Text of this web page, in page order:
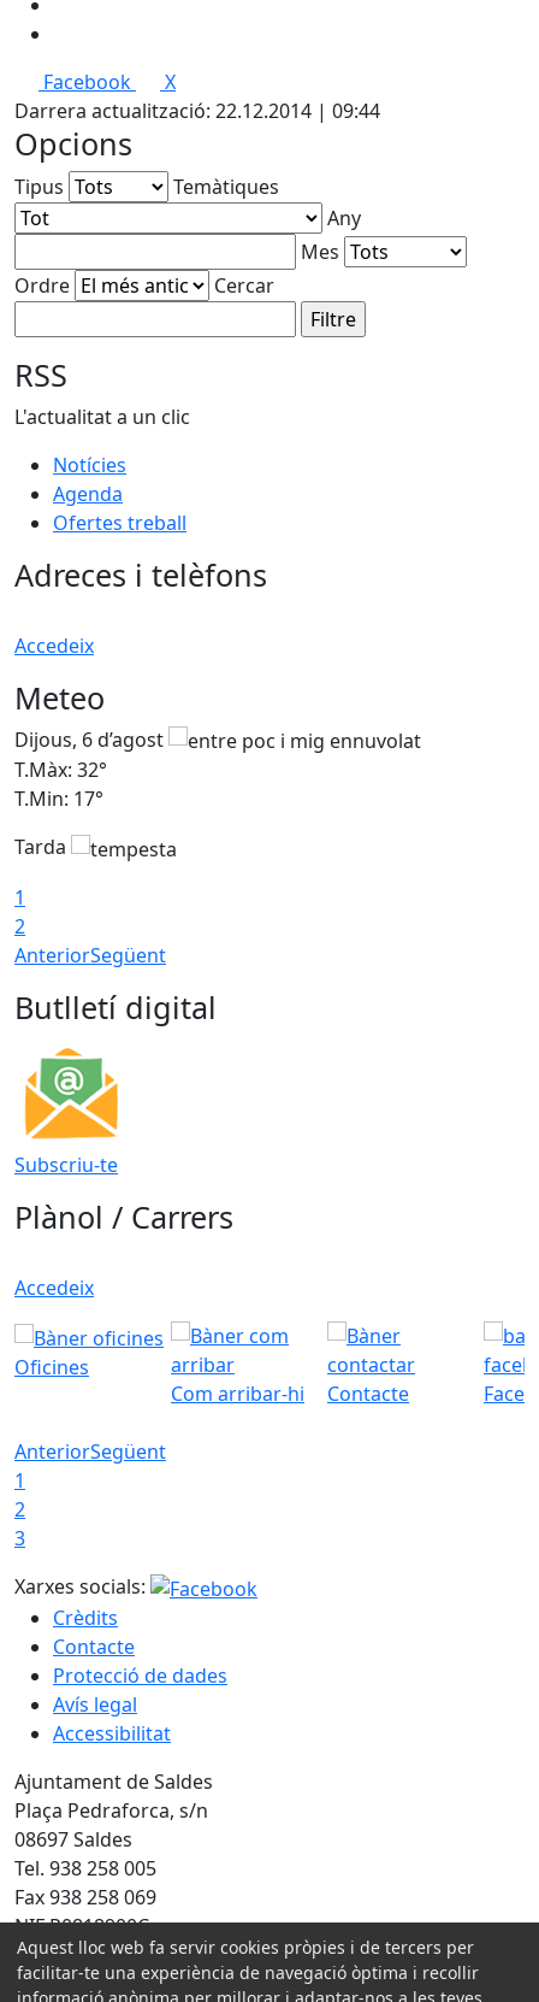
Facebook
X
Darrera actualització: 22.12.2014 | 09:44
Opcions
Tipus
Temàtiques
Any
Mes
Ordre
Cercar
RSS
L'actualitat a un clic
Notícies
Agenda
Ofertes treball
Adreces i telèfons
Accedeix
Meteo
Dijous, 6 d’agost
T.Màx: 32°
T.Min: 17°
Tarda
1
2
AnteriorSegüent
Butlletí digital
Subscriu-te
Plànol / Carrers
Accedeix
Oficines
Com arribar-hi
Contacte
AnteriorSegüent
1
2
3
Xarxes socials:
Crèdits
Contacte
Protecció de dades
Avís legal
Accessibilitat
Ajuntament de Saldes
Plaça Pedraforca, s/n
08697 Saldes
Tel. 938 258 005
Fax 938 258 069
NIF P0818900C
Amb la col·laboració de:
Aquest lloc web fa servir cookies pròpies i de tercers per
facilitar-te una experiència de navegació òptima i recollir